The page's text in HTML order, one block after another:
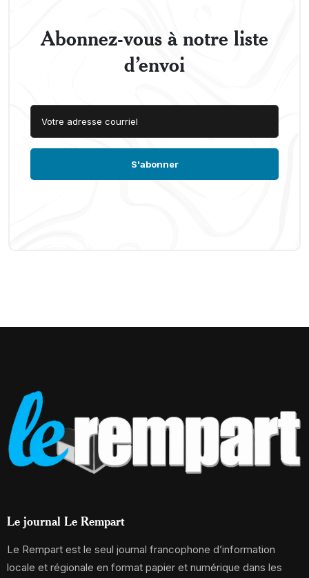
Abonnez-vous à notre liste
d’envoi
Le journal Le Rempart
Le Rempart est le seul journal francophone d’information
locale et régionale en format papier et numérique dans les